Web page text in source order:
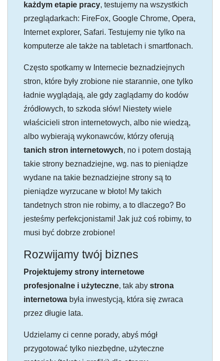
każdym etapie pracy, testujemy na wszystkich
przeglądarkach: FireFox, Google Chrome, Opera,
Internet explorer, Safari. Testujemy nie tylko na
komputerze ale także na tabletach i smartfonach.
Często spotkamy w Internecie beznadziejnych
stron, które były zrobione nie starannie, one tylko
ładnie wyglądają, ale gdy zaglądamy do kodów
źródłowych, to szkoda słów! Niestety wiele
właścicieli stron internetowych, albo nie wiedzą,
albo wybierają wykonawców, którzy oferują
tanich stron internetowych, no i potem dostają
takie strony beznadziejne, wg. nas to pieniądze
wydane na takie beznadziejne strony są to
pieniądze wyrzucane w błoto! My takich
tandetnych stron nie robimy, a to dlaczego? Bo
jesteśmy perfekcjonistami! Jak już coś robimy, to
musi być dobrze zrobione!
Rozwijamy twój biznes
Projektujemy strony internetowe
profesjonalne i użyteczne, tak aby strona
internetowa była inwestycją, która się zwraca
przez długie lata.
Udzielamy ci cenne porady, abyś mógł
przygotować tylko niezbędne, użyteczne